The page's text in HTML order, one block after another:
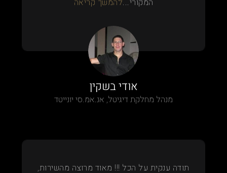
אודי בשקין
מנהל מחלקת דיגיטל, אנ.אמ.סי יונייטד
תודה ענקית על הכל !!! מאוד מרוצה מהשירות,